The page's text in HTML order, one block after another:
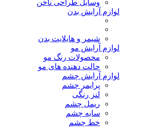
وسایل طراحی ناخن
لوازم آرایش بدن
شیمر و هایلایت بدن
لوازم آرایش مو
محصولات رنگ مو
حالت دهنده های مو
لوازم آرایش چشم
پرایمر چشم
لنز رنگی
ریمل چشم
سایه چشم
خط چشم